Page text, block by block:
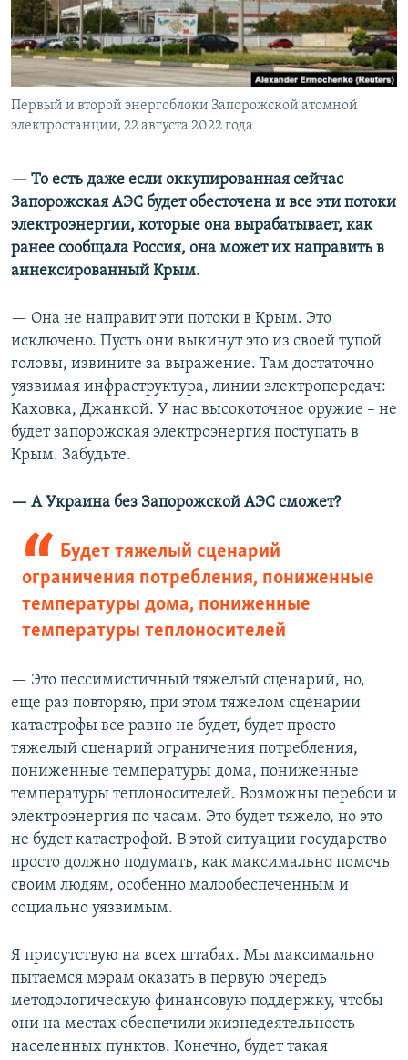
Первый и второй энергоблоки Запорожской атомной
электростанции, 22 августа 2022 года
— То есть даже если оккупированная сейчас
Запорожская АЭС будет обесточена и все эти потоки
электроэнергии, которые она вырабатывает, как
ранее сообщала Россия, она может их направить в
аннексированный Крым.
— Она не направит эти потоки в Крым. Это
исключено. Пусть они выкинут это из своей тупой
головы, извините за выражение. Там достаточно
уязвимая инфраструктура, линии электропередач:
Каховка, Джанкой. У нас высокоточное оружие – не
будет запорожская электроэнергия поступать в
Крым. Забудьте.
— А Украина без Запорожской АЭС сможет?
Будет тяжелый сценарий
ограничения потребления, пониженные
температуры дома, пониженные
температуры теплоносителей
— Это пессимистичный тяжелый сценарий, но,
еще раз повторяю, при этом тяжелом сценарии
катастрофы все равно не будет, будет просто
тяжелый сценарий ограничения потребления,
пониженные температуры дома, пониженные
температуры теплоносителей. Возможны перебои и
электроэнергия по часам. Это будет тяжело, но это
не будет катастрофой. В этой ситуации государство
просто должно подумать, как максимально помочь
своим людям, особенно малообеспеченным и
социально уязвимым.
Я присутствую на всех штабах. Мы максимально
пытаемся мэрам оказать в первую очередь
методологическую финансовую поддержку, чтобы
они на местах обеспечили жизнедеятельность
населенных пунктов. Конечно, будет такая